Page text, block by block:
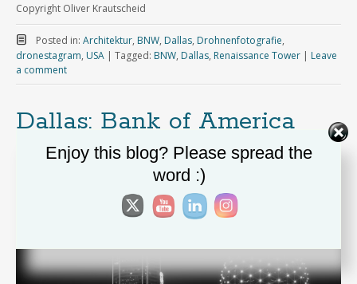
Copyright Oliver Krautscheid
Posted in: Architektur, BNW, Dallas, Drohnenfotografie,
dronestagram, USA | Tagged: BNW, Dallas, Renaissance Tower | Leave
a comment
Dallas: Bank of America
Plaza (BNW)
Oliver Krautscheid
Enjoy this blog? Please spread the
word :)